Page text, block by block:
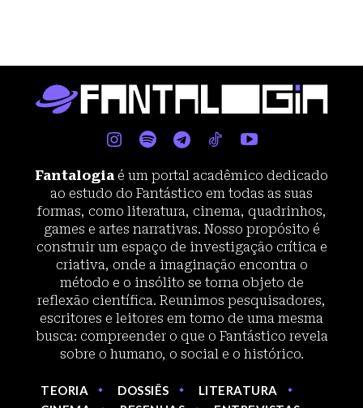
Fantalogia é um portal acadêmico dedicado
ao estudo do Fantástico em todas as suas
formas, como literatura, cinema, quadrinhos,
games e artes narrativas. Nosso propósito é
construir um espaço de investigação crítica e
criativa, onde a imaginação encontra o
método e o insólito se torna objeto de
reflexão científica. Reunimos pesquisadores,
escritores e leitores em torno de uma mesma
busca: compreender o que o Fantástico revela
sobre o humano, o social e o histórico.
TEORIA DOSSIÊS
LITERATURA